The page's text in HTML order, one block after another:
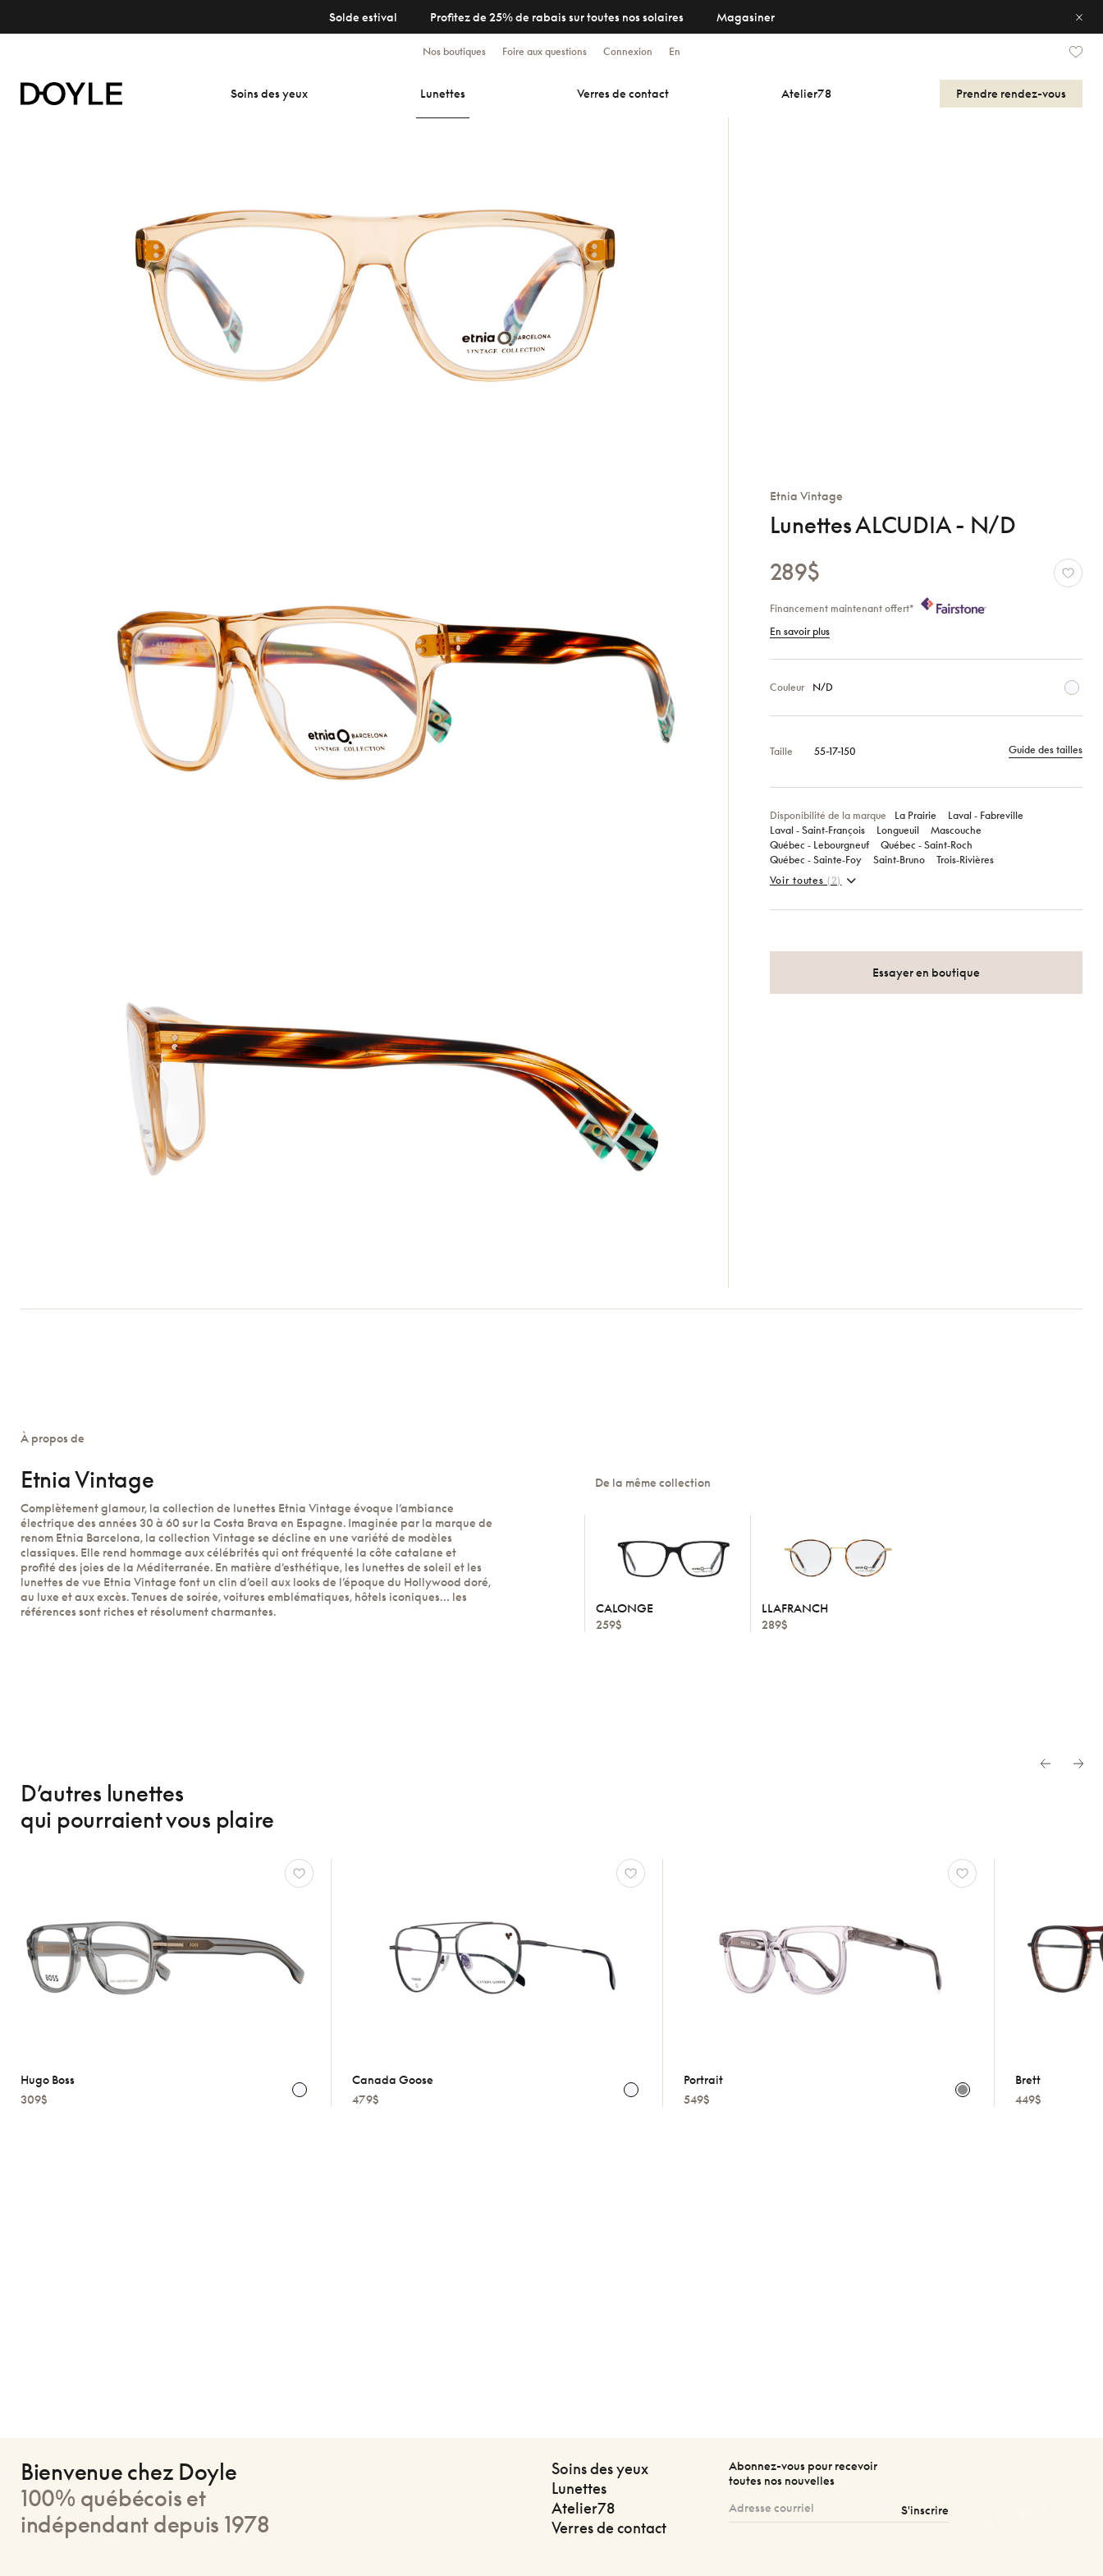
Solde estival Profitez de 25% de rabais sur toutes nos solaires Magasiner
Nos boutiques Foire aux questions Connexion En
Soins des yeux Lunettes Verres de contact Atelier78 Prendre rendez-vous
Etnia Vintage
Lunettes ALCUDIA - N/D
289$
Financement maintenant offert*
En savoir plus
Couleur N/D
Taille 55-17-150 Guide des tailles
Disponibilité de la marque La Prairie
Laval ‑ Fabreville
Laval ‑ Saint‑François
Longueuil
Mascouche
Québec ‑ Lebourgneuf
Québec ‑ Saint‑Roch
Québec ‑ Sainte‑Foy
Saint‑Bruno
Trois‑Rivières
Voir toutes (2)
Essayer en boutique
À propos de
Etnia Vintage
Complètement glamour, la collection de lunettes Etnia Vintage évoque l’ambiance
électrique des années 30 à 60 sur la Costa Brava en Espagne. Imaginée par la marque de
renom Etnia Barcelona, la collection Vintage se décline en une variété de modèles
classiques. Elle rend hommage aux célébrités qui ont fréquenté la côte catalane et
profité des joies de la Méditerranée. En matière d’esthétique, les lunettes de soleil et les
lunettes de vue Etnia Vintage font un clin d’oeil aux looks de l’époque du Hollywood doré,
au luxe et aux excès. Tenues de soirée, voitures emblématiques, hôtels iconiques… les
références sont riches et résolument charmantes.
De la même collection
CALONGE
259$
LLAFRANCH
289$
D’autres lunettes
qui pourraient vous plaire
Hugo Boss
309$
Canada Goose
479$
Portrait
549$
Brett
449$
Bienvenue chez Doyle
100% québécois et
indépendant depuis 1978
Soins des yeux
Lunettes
Atelier78
Verres de contact
Abonnez-vous pour recevoir
toutes nos nouvelles
S'inscrire